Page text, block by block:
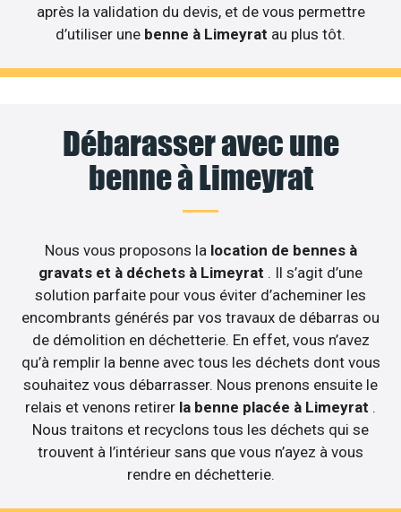
après la validation du devis, et de vous permettre
d’utiliser une benne à Limeyrat au plus tôt.
Débarasser avec une
benne à Limeyrat
Nous vous proposons la location de bennes à
gravats et à déchets à Limeyrat . Il s’agit d’une
solution parfaite pour vous éviter d’acheminer les
encombrants générés par vos travaux de débarras ou
de démolition en déchetterie. En effet, vous n’avez
qu’à remplir la benne avec tous les déchets dont vous
souhaitez vous débarrasser. Nous prenons ensuite le
relais et venons retirer la benne placée à Limeyrat .
Nous traitons et recyclons tous les déchets qui se
trouvent à l’intérieur sans que vous n’ayez à vous
rendre en déchetterie.